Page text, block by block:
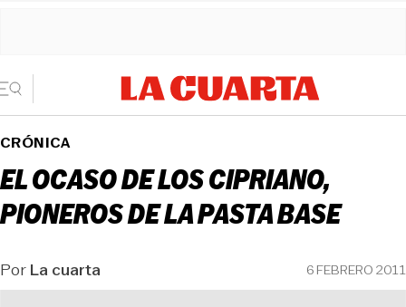
CRÓNICA
EL OCASO DE LOS CIPRIANO,
PIONEROS DE LA PASTA BASE
PorLa cuarta 6 FEBRERO 2011